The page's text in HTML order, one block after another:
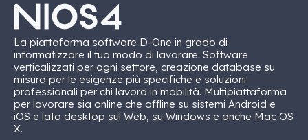
La piattaforma software D-One in grado di
informatizzare il tuo modo di lavorare. Software
verticalizzati per ogni settore, creazione database su
misura per le esigenze più specifiche e soluzioni
professionali per chi lavora in mobilità. Multipiattaforma
per lavorare sia online che offline su sistemi Android e
iOS e lato desktop sul Web, su Windows e anche Mac OS
X.